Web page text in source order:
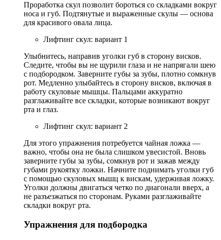
Проработка скул позволит бороться со складками вокруг
носа и губ. Подтянутые и выраженные скулы — основа
для красивого овала лица.
Лифтинг скул: вариант 1
Улыбнитесь, направив уголки губ в сторону висков.
Следите, чтобы вы не щурили глаза и не напрягали шею
с подбородком. Заверните губы за зубы, плотно сомкнув
рот. Медленно улыбайтесь в сторону висков, включая в
работу скуловые мышцы. Пальцами аккуратно
разглаживайте все складки, которые возникают вокруг
рта и глаз.
Лифтинг скул: вариант 2
Для этого упражнения потребуется чайная ложка —
важно, чтобы она не была слишком увесистой. Вновь
заверните губы за зубы, сомкнув рот и зажав между
губами рукоятку ложки. Начните поднимать уголки губ
с помощью скуловых мышц к вискам, удерживая ложку.
Уголки должны двигаться четко по диагонали вверх, а
не разъезжаться по сторонам. Руками разглаживайте
складки вокруг рта.
Упражнения для подбородка